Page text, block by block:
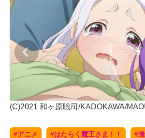
(C)2021 和ヶ原聡司/KADOKAWA/
#アニメ #はたらく魔王さま！！ #